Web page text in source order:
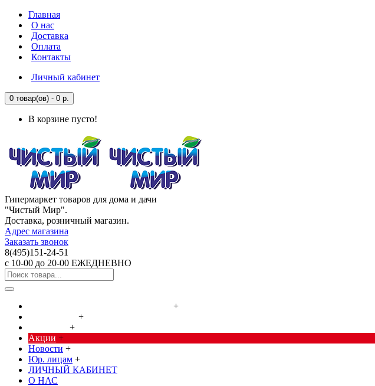
Главная
О нас
Доставка
Оплата
Контакты
Личный кабинет
0 товар(ов) - 0 р.
В корзине пусто!
Гипермаркет товаров для дома и дачи
"Чистый Мир".
Доставка, розничный магазин.
Адрес магазина
Заказать звонок
8(495)151-24-51
с 10-00 до 20-00 ЕЖЕДНЕВНО
+
+
+
Акции +
Новости +
Юр. лицам +
ЛИЧНЫЙ КАБИНЕТ
О НАС